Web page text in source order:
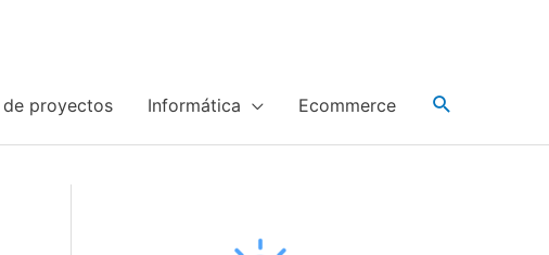
de proyectos Informática Ecommerce